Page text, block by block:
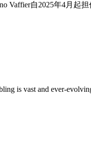
Vaffier自2025年4月起担
is vast and ever-